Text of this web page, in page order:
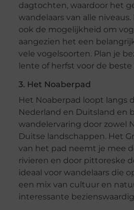
dagtochten, waardoor het
wandelaars van alle
ook de mogelijkheid om
aangezien het een
vele vogelsoorten. Plan je
lente of herfst voor de
3. Het Noaberpad
Het Noaberpad loopt langs
Nederland en Duitsland en
wandelervaring door zowel
Duitse landschappen. Het
van het pad neemt je mee
rivieren en door pittoreske
ideaal voor wandelaars die
een mix van cultuur en
interessante